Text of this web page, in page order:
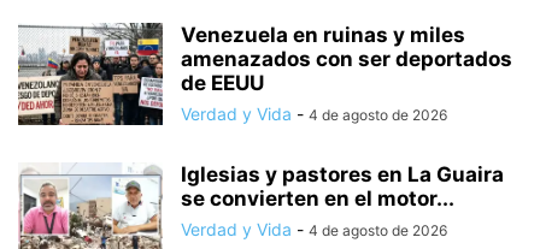
Venezuela en ruinas y miles
amenazados con ser deportados
de EEUU
Verdad y Vida - 4 de agosto de 2026
Iglesias y pastores en La Guaira
se convierten en el motor...
Verdad y Vida - 4 de agosto de 2026